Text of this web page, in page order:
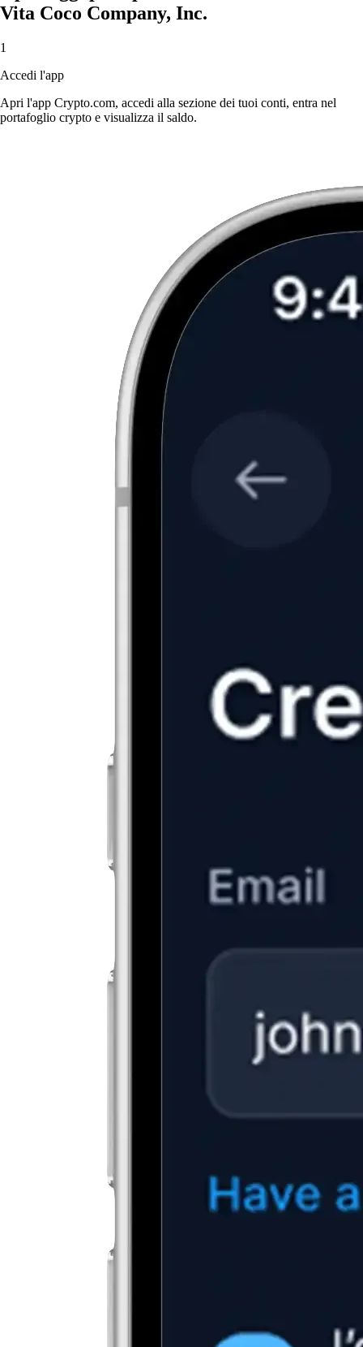
Vita Coco Company, Inc.
1
Accedi l'app
Apri l'app Crypto.com, accedi alla sezione dei tuoi conti, entra nel
portafoglio crypto e visualizza il saldo.